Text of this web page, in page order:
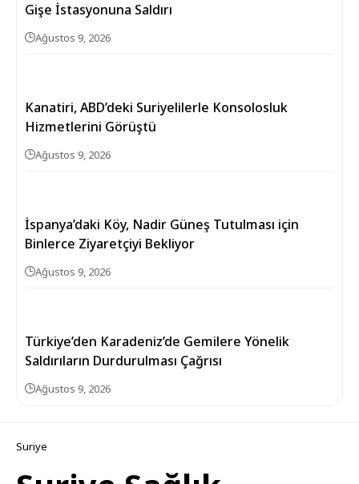
Gişe İstasyonuna Saldırı
Ağustos 9, 2026
Kanatiri, ABD’deki Suriyelilerle Konsolosluk
Hizmetlerini Görüştü
Ağustos 9, 2026
İspanya’daki Köy, Nadir Güneş Tutulması için
Binlerce Ziyaretçiyi Bekliyor
Ağustos 9, 2026
Türkiye’den Karadeniz’de Gemilere Yönelik
Saldırıların Durdurulması Çağrısı
Ağustos 9, 2026
Suriye